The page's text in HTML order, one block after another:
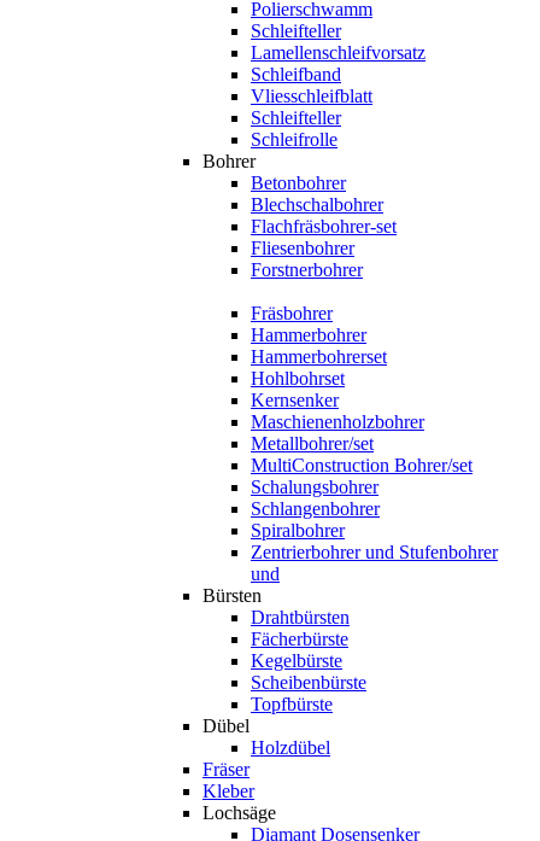
Polierschwamm
Schleifteller
Lamellenschleifvorsatz
Schleifband
Vliesschleifblatt
Schleifteller
Schleifrolle
Bohrer
Betonbohrer
Blechschalbohrer
Flachfräsbohrer-set
Fliesenbohrer
Forstnerbohrer
Fräsbohrer
Hammerbohrer
Hammerbohrerset
Hohlbohrset
Kernsenker
Maschienenholzbohrer
Metallbohrer/set
MultiConstruction Bohrer/set
Schalungsbohrer
Schlangenbohrer
Spiralbohrer
Zentrierbohrer und Stufenbohrer
und
Bürsten
Drahtbürsten
Fächerbürste
Kegelbürste
Scheibenbürste
Topfbürste
Dübel
Holzdübel
Fräser
Kleber
Lochsäge
Diamant Dosensenker